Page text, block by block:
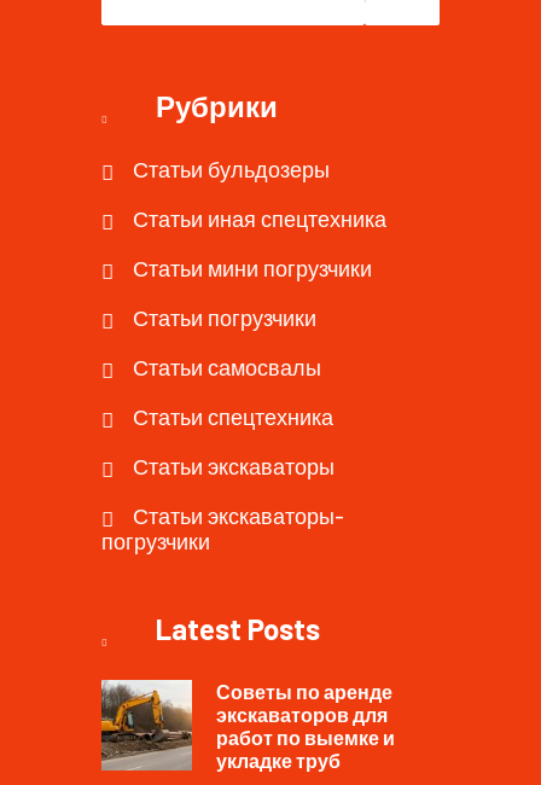
Рубрики
Статьи бульдозеры
Статьи иная спецтехника
Статьи мини погрузчики
Статьи погрузчики
Статьи самосвалы
Статьи спецтехника
Статьи экскаваторы
Статьи экскаваторы-
погрузчики
Latest Posts
Советы по аренде
экскаваторов для
работ по выемке и
укладке труб